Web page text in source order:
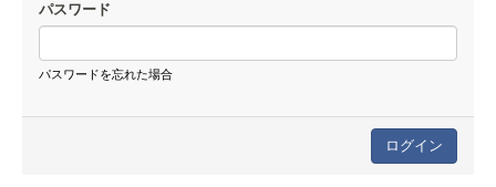
パスワード
パスワードを忘れた場合